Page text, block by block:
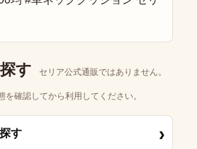
す セリア公式通販ではありません。
確認してから利用してください。
す ›